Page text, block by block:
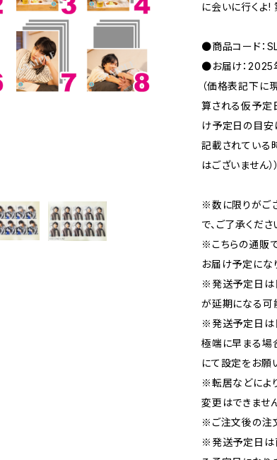
に会いに行くよ
●商品コード：
●お届け：
（価格表記下
算される仮予定
け予定日の目安
記載されている
はございません））
※数に限りがご
で、ご了承くださ
※こちらの通販
お届け予定にな
※発送予定日は
が延期になる可
※発送予定日は
極端に早まる場
にて設定をお願
※転居などによ
変更はできませ
※ご注文後の注
※発送予定日は